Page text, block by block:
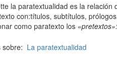
la paratextualidad es la relación
con:títulos, subtítulos,
como paratexto los «pretextos»:
sobre: La paratextualidad